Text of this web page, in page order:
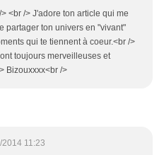
<br /> J'adore ton article qui me
partager ton univers en "vivant"
qui te tiennent à coeur.<br />
toujours merveilleuses et
Bizouxxxx<br />
11:23